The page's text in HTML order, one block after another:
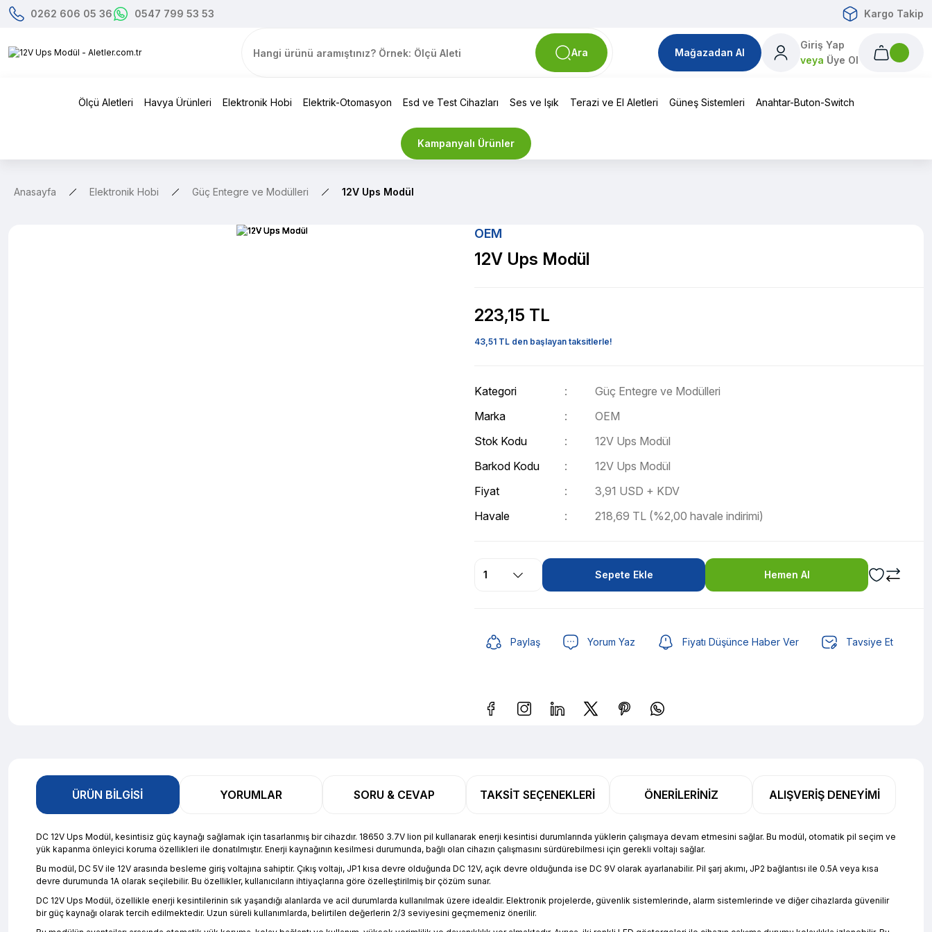
0262 606 05 36 0547 799 53 53 Kargo Takip
Ara Mağazadan Al
Giriş Yap
veya Üye Ol
Ölçü Aletleri Havya Ürünleri Elektronik Hobi Elektrik-Otomasyon Esd ve Test Cihazları Ses ve Işık Terazi ve El Aletleri Güneş Sistemleri Anahtar-Buton-Switch
Kampanyalı Ürünler
Anasayfa Elektronik Hobi Güç Entegre ve Modülleri 12V Ups Modül
OEM
12V Ups Modül
223,15 TL
43,51 TL den başlayan taksitlerle!
Kategori
Güç Entegre ve Modülleri
Marka
OEM
Stok Kodu
12V Ups Modül
Barkod Kodu
12V Ups Modül
Fiyat
3,91 USD + KDV
Havale
218,69 TL (%2,00 havale indirimi)
Sepete Ekle Hemen Al
Paylaş Yorum Yaz Fiyatı Düşünce Haber Ver Tavsiye Et
ÜRÜN BILGISI YORUMLAR SORU & CEVAP TAKSIT SEÇENEKLERI ÖNERILERINIZ ALIŞVERIŞ DENEYIMI
DC 12V Ups Modül, kesintisiz güç kaynağı sağlamak için tasarlanmış bir cihazdır. 18650 3.7V lion pil kullanarak enerji kesintisi durumlarında yüklerin çalışmaya devam etmesini sağlar. Bu modül, otomatik pil seçim ve
yük kapanma önleyici koruma özellikleri ile donatılmıştır. Enerji kaynağının kesilmesi durumunda, bağlı olan cihazın çalışmasını sürdürebilmesi için gerekli voltajı sağlar.
Bu modül, DC 5V ile 12V arasında besleme giriş voltajına sahiptir. Çıkış voltajı, JP1 kısa devre olduğunda DC 12V, açık devre olduğunda ise DC 9V olarak ayarlanabilir. Pil şarj akımı, JP2 bağlantısı ile 0.5A veya kısa
devre durumunda 1A olarak seçilebilir. Bu özellikler, kullanıcıların ihtiyaçlarına göre özelleştirilmiş bir çözüm sunar.
DC 12V Ups Modül, özellikle enerji kesintilerinin sık yaşandığı alanlarda ve acil durumlarda kullanılmak üzere idealdir. Elektronik projelerde, güvenlik sistemlerinde, alarm sistemlerinde ve diğer cihazlarda güvenilir
bir güç kaynağı olarak tercih edilmektedir. Uzun süreli kullanımlarda, belirtilen değerlerin 2/3 seviyesini geçmemeniz önerilir.